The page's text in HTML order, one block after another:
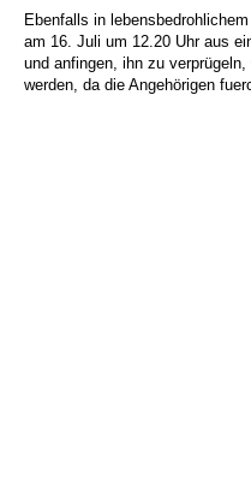
Ebenfalls in
am 16. Juli um 12.20 Uhr aus
und anfingen, ihn zu
werden, da die Angehörigen